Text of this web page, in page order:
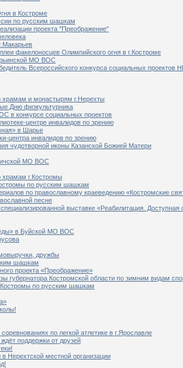
в Костроме
по русским шашкам
проекта "Преображение"
факелоносцев Олимпийского огня в г.Костроме
МО ВОС
Всероссийского конкурса социальных проектов
храмам и монастырям г.Нерехты
Дню физкультурника
в конкурсе социальных проектов
центре инвалидов по зрению
в Шарье
центра инвалидов по зрению
чудотворной иконы Казанской Божией Матери
МО ВОС
храмам г.Костромы
по русским шашкам
по православному краеведению «Костромские
песне
выставке «Реабилитация. Доступная
в Буйской МО ВОС
дружбы
шашкам
проекта «Преображение»
губернатора Костромской области по зимним видам
по русским шашкам
по легкой атлетике в г.Ярославле
поддержки от друзей
Нерехтской местной организации